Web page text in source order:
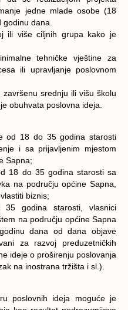
jedne mlade osobe (18
dana.
ili više ciljnih grupa kako je
tehničke vještine za
ili upravljanje poslovnom
srednju ili višu školu
obuhvata poslovna ideja.
od 18 do 35 godina starosti
i sa prijavljenim mjestom
Sapna;
18 do 35 godina starosti sa
na području općine Sapna,
biznis;
godina starosti, vlasnici
na području općine Sapna
dana od dana objave
za razvoj preduzetničkih
ideje o proširenju poslovanja
na inostrana tržišta i sl.).
poslovnih ideja moguće je